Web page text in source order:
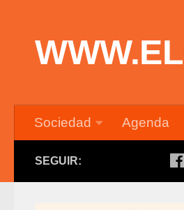
Sociedad Agenda
SEGUIR: